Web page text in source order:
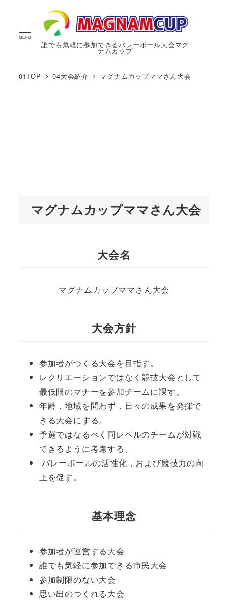
MENU
誰でも気軽に参加できるバレーボール大会マグ
ナムカップ
01TOP 04大会紹介 マグナムカップママさん大会
マグナムカップママさん大会
大会名
マグナムカップママさん大会
大会方針
参加者がつくる大会を目指す。
レクリエーションではなく競技大会として
最低限のマナーを参加チームに課す。
年齢，地域を問わず，日々の成果を発揮で
きる大会にする。
予選ではなるべく同レベルのチームが対戦
できるように考慮する。
バレーボールの活性化，および競技力の向
上を促す。
基本理念
参加者が運営する大会
誰でも気軽に参加できる市民大会
参加制限のない大会
思い出のつくれる大会